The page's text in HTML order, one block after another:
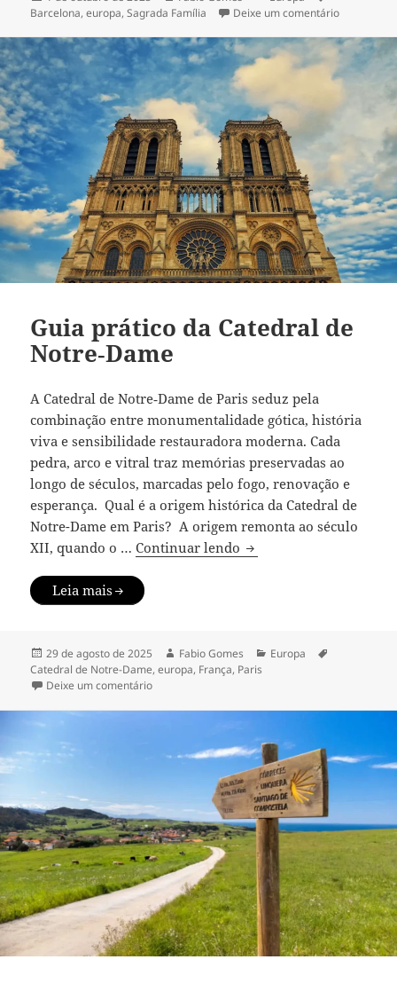
em
Barcelona,europa,Sagrada Família Deixe um comentárioem
Guia prático da Catedral de
Notre‑Dame
A Catedral de Notre‑Dame de Paris seduz pela
combinação entre monumentalidade gótica, história
viva e sensibilidade restauradora moderna. Cada
pedra, arco e vitral traz memórias preservadas ao
longo de séculos, marcadas pelo fogo, renovação e
esperança. Qual é a origem histórica da Catedral de
Notre-Dame em Paris? A origem remonta ao século
XII, quando o …Continuar lendo Guia prático da
Leia mais
Publicado
em
29 de agosto de 2025 Autor
Fabio Gomes Categorias
Europa
Catedral de Notre-Dame,europa, França, Paris
Deixe um comentárioem Guia prático da Catedral de Notre‑Dame